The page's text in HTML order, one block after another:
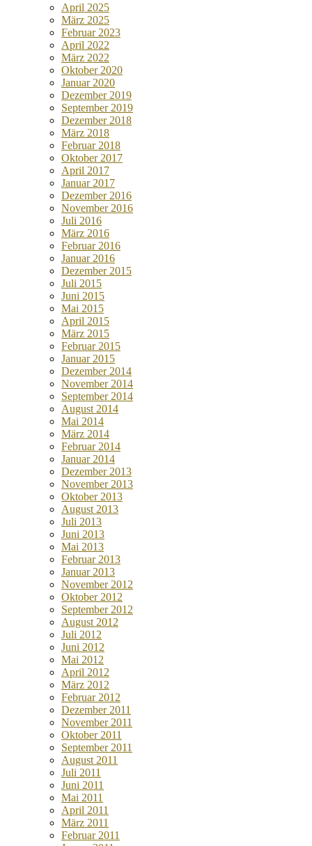
April 2025
März 2025
Februar 2023
April 2022
März 2022
Oktober 2020
Januar 2020
Dezember 2019
September 2019
Dezember 2018
März 2018
Februar 2018
Oktober 2017
April 2017
Januar 2017
Dezember 2016
November 2016
Juli 2016
März 2016
Februar 2016
Januar 2016
Dezember 2015
Juli 2015
Juni 2015
Mai 2015
April 2015
März 2015
Februar 2015
Januar 2015
Dezember 2014
November 2014
September 2014
August 2014
Mai 2014
März 2014
Februar 2014
Januar 2014
Dezember 2013
November 2013
Oktober 2013
August 2013
Juli 2013
Juni 2013
Mai 2013
Februar 2013
Januar 2013
November 2012
Oktober 2012
September 2012
August 2012
Juli 2012
Juni 2012
Mai 2012
April 2012
März 2012
Februar 2012
Dezember 2011
November 2011
Oktober 2011
September 2011
August 2011
Juli 2011
Juni 2011
Mai 2011
April 2011
März 2011
Februar 2011